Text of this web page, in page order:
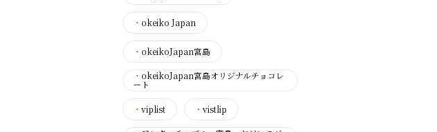
・ okeiko Japan
・ okeikoJapan宮島
・ okeikoJapan宮島オリジナルチョコレ
ート
・ viplist ・ vistlip